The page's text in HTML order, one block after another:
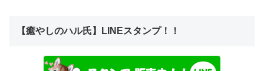
【癒やしのハル氏】LINEスタンプ！！